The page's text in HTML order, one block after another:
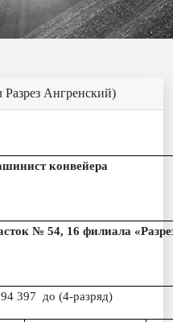
Ангренский)
конвейера
№ 54, 16 филиала
397 до (4-разряд)